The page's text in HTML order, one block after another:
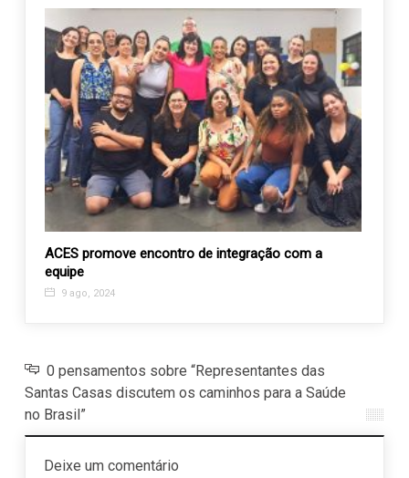
ACES promove encontro de integração com a
equipe
9 ago, 2024
0 pensamentos sobre “Representantes das
Santas Casas discutem os caminhos para a Saúde
no Brasil”
Deixe um comentário